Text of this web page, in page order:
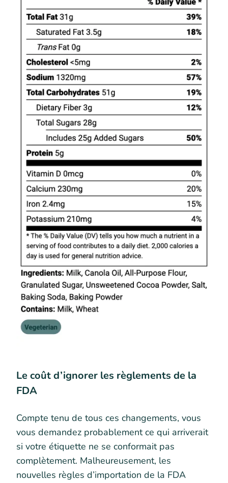
Le coût d’ignorer les règlements de la
FDA
Compte tenu de tous ces changements, vous
vous demandez probablement ce qui arriverait
si votre étiquette ne se conformait pas
complètement. Malheureusement, les
nouvelles règles d’importation de la FDA